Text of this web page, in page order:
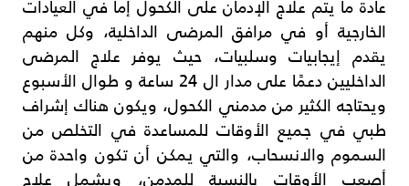
الخارجية أو في مرافق المرضى الداخلية، وكل منهم
يقدم إيجابيات وسلبيات، حيث يوفر علاج المرضى
الداخليين دعمًا على مدار ال 24 ساعة و طوال الأسبوع
ويحتاجه الكثير من مدمني الكحول، ويكون هناك إشراف
طبي في جميع الأوقات للمساعدة في التخلص من
السموم والانسحاب، والتي يمكن أن تكون واحدة من
أصعب الأوقات بالنسبة للمدمن، ويشمل علاج